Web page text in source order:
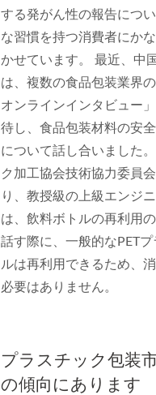
する発がん性の報告につ
な習慣を持つ消費者にか
かせています。 最近、中
は、複数の食品包装業界
オンラインインタビュー
待し、食品包装材料の安
について話し合いました
ク加工協会技術協力委員
り、教授級の上級エンジ
は、飲料ボトルの再利用
話す際に、一般的なPETプ
ルは再利用できるため、
必要はありません。
プラスチック包装
の傾向にあります